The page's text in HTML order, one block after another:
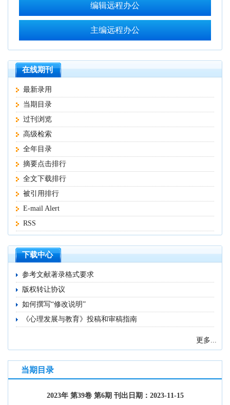
编辑远程办公
主编远程办公
在线期刊
最新录用
当期目录
过刊浏览
高级检索
全年目录
摘要点击排行
全文下载排行
被引用排行
E-mail Alert
RSS
下载中心
参考文献著录格式要求
版权转让协议
如何撰写“修改说明”
《心理发展与教育》投稿和审稿指南
更多...
当期目录
2023年 第39卷 第6期 刊出日期：2023-11-15